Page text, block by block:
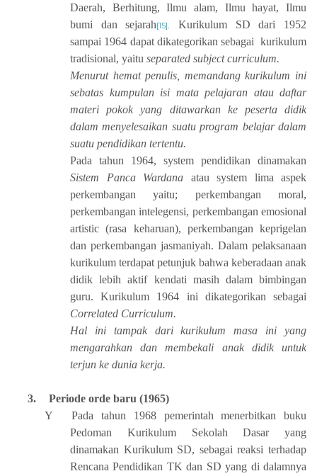
Daerah, Berhitung, Ilmu alam, Ilmu hayat, Ilmu
bumi dan sejarah[15]
Kurikulum SD dari 1952
sampai 1964 dapat dikategorikan sebagai kurikulum
tradisional, yaitu separated subject curriculum.
Menurut hemat penulis, memandang kurikulum ini
sebatas kumpulan isi mata pelajaran atau daftar
materi pokok yang ditawarkan ke peserta didik
dalam menyelesaikan suatu program belajar dalam
suatu pendidikan tertentu.
Pada tahun 1964, system pendidikan dinamakan
Sistem Panca Wardana atau system lima aspek
perkembangan yaitu; perkembangan moral,
perkembangan intelegensi, perkembangan emosional
artistic (rasa keharuan), perkembangan keprigelan
dan perkembangan jasmaniyah. Dalam pelaksanaan
kurikulum terdapat petunjuk bahwa keberadaan anak
didik lebih aktif kendati masih dalam bimbingan
guru. Kurikulum 1964 ini dikategorikan sebagai
Correlated Curriculum.
Hal ini tampak dari kurikulum masa ini yang
mengarahkan dan membekali anak didik untuk
terjun ke dunia kerja.
3.
Periode orde baru (1965)
Y
Pada tahun 1968 pemerintah menerbitkan buku
Pedoman Kurikulum Sekolah Dasar yang
dinamakan Kurikulum SD, sebagai reaksi terhadap
Rencana Pendidikan TK dan SD yang di dalamnya